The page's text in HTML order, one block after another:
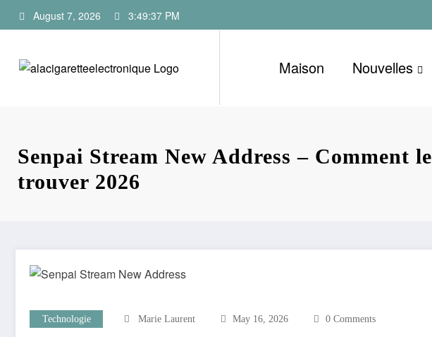
to
August 7, 2026 3:49:38 PM
Maison Nouvelles
Senpai Stream New Address – Comment le
trouver 2026
Technologie Marie Laurent May 16, 2026 0 Comments